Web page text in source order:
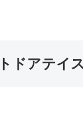
ドアテイ